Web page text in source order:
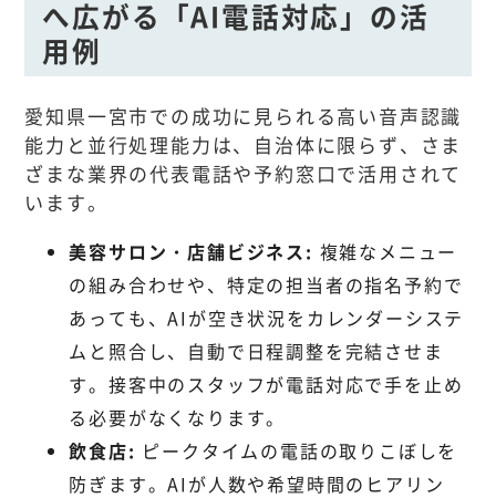
へ広がる「AI電話対応」の活
用例
愛知県一宮市での成功に見られる高い音声認識
能力と並行処理能力は、自治体に限らず、さま
ざまな業界の代表電話や予約窓口で活用されて
います。
美容サロン・店舗ビジネス: 複雑なメニュー
の組み合わせや、特定の担当者の指名予約で
あっても、AIが空き状況をカレンダーシステ
ムと照合し、自動で日程調整を完結させま
す。接客中のスタッフが電話対応で手を止め
る必要がなくなります。
飲食店: ピークタイムの電話の取りこぼしを
防ぎます。AIが人数や希望時間のヒアリン